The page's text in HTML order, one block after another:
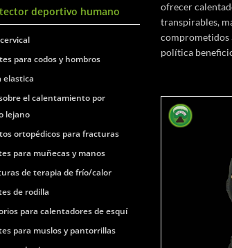
ofrecer
transpirables,
comprometidos
política
deportivo humano
para codos y hombros
elastica
el calentamiento por
lejano
ortopédicos para fracturas
para muñecas y manos
de terapia de frío/calor
de rodilla
para calentadores de esquí
para muslos y pantorrillas